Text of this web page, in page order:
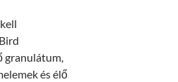
granulátum,
és élő